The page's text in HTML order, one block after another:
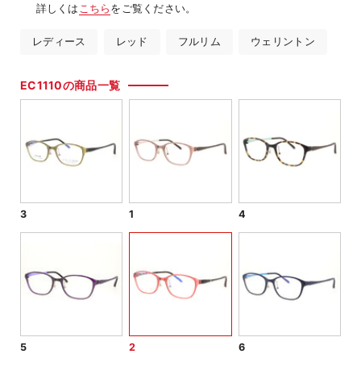
詳しくは こちらをご覧ください。
レディース レッド フルリム ウェリントン
EC1110の商品一覧
3 1 4
5 2 6